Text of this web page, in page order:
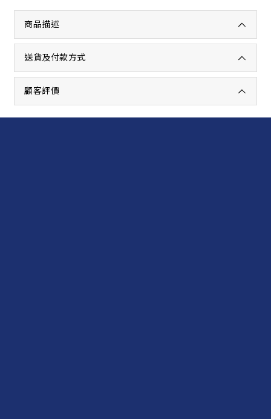
商品描述
送貨及付款方式
顧客評價